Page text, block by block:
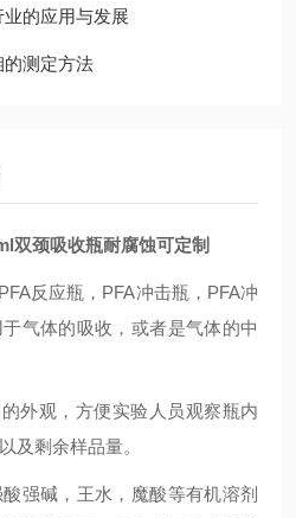
的应用与发展
的测定方法
双颈吸收瓶耐腐蚀可定制
反应瓶，PFA冲击瓶，PFA冲
气体的吸收，或者是气体的中
外观，方便实验人员观察瓶内
及剩余样品量。
强碱，王水，魔酸等有机溶剂